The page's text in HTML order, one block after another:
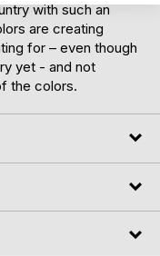
with such an
are creating
for – even though
yet - and not
the colors.